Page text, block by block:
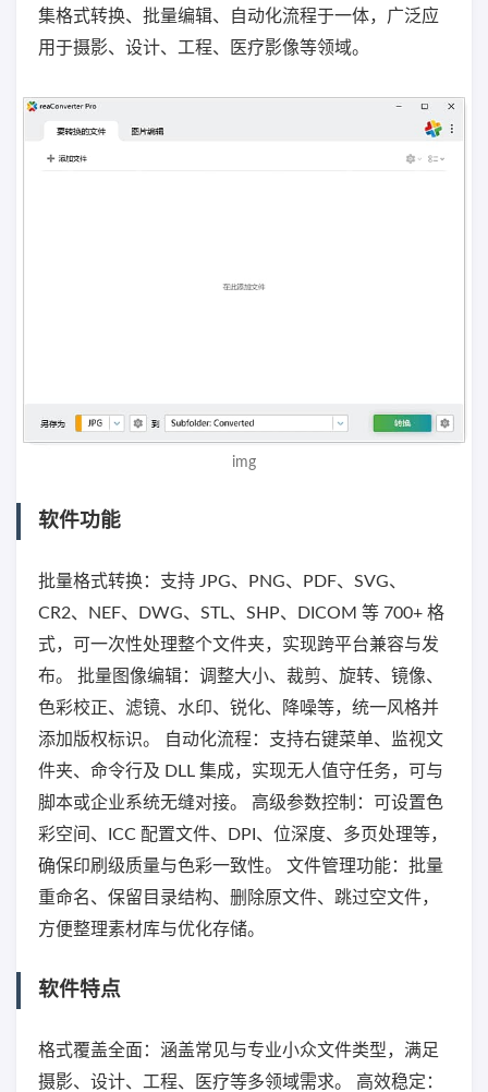
集格式转换、批量编辑、自动化流程于一体，广泛应
用于摄影、设计、工程、医疗影像等领域。
img
软件功能
批量格式转换：支持 JPG、PNG、PDF、SVG、
CR2、NEF、DWG、STL、SHP、DICOM 等 700+ 格
式，可一次性处理整个文件夹，实现跨平台兼容与发
布。 批量图像编辑：调整大小、裁剪、旋转、镜像、
色彩校正、滤镜、水印、锐化、降噪等，统一风格并
添加版权标识。 自动化流程：支持右键菜单、监视文
件夹、命令行及 DLL 集成，实现无人值守任务，可与
脚本或企业系统无缝对接。 高级参数控制：可设置色
彩空间、ICC 配置文件、DPI、位深度、多页处理等，
确保印刷级质量与色彩一致性。 文件管理功能：批量
重命名、保留目录结构、删除原文件、跳过空文件，
方便整理素材库与优化存储。
软件特点
格式覆盖全面：涵盖常见与专业小众文件类型，满足
摄影、设计、工程、医疗等多领域需求。 高效稳定：